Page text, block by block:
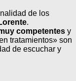
de los
.
competentes y
tratamientos» son
de escuchar y